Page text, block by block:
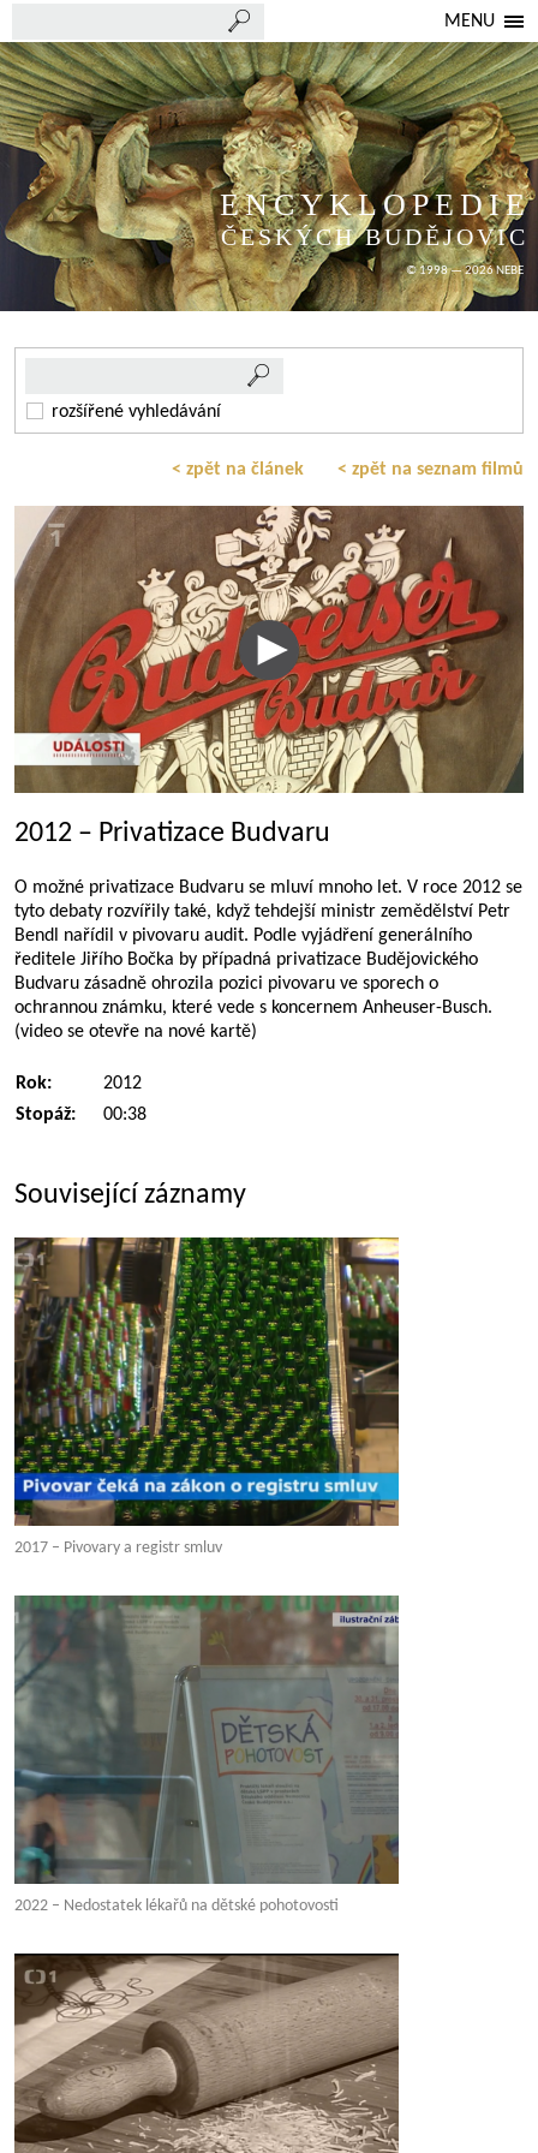
MENU
ENCYKLOPEDIE
ČESKÝCH BUDĚJOVIC
© 1998 — 2026 NEBE
rozšířené vyhledávání
< zpět na článek < zpět na seznam filmů
2012 – Privatizace Budvaru
O možné privatizace Budvaru se mluví mnoho let. V roce 2012 se
tyto debaty rozvířily také, když tehdejší ministr zemědělství Petr
Bendl nařídil v pivovaru audit. Podle vyjádření generálního
ředitele Jiřího Bočka by případná privatizace Budějovického
Budvaru zásadně ohrozila pozici pivovaru ve sporech o
ochrannou známku, které vede s koncernem Anheuser-Busch.
(video se otevře na nové kartě)
Rok:
2012
Stopáž:
00:38
Související záznamy
2017 – Pivovary a registr smluv
2022 – Nedostatek lékařů na dětské pohotovosti